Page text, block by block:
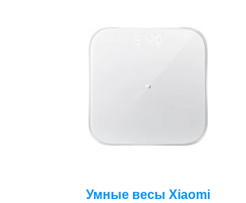
Умные весы Xiaomi